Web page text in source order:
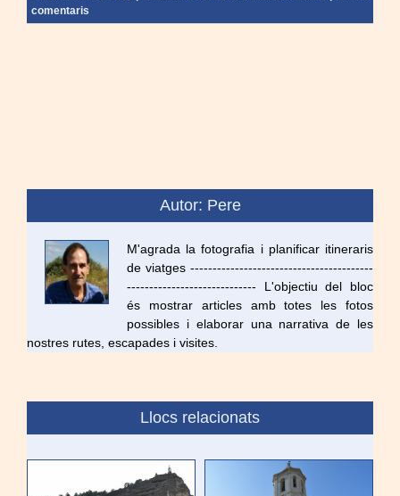
comentaris
Autor: Pere
M'agrada la fotografia i planificar itineraris
de viatges -----------------------------------------
----------------------------- L'objectiu del bloc
és mostrar articles amb totes les fotos
possibles i elaborar una narrativa de les
nostres rutes, escapades i visites.
Llocs relacionats